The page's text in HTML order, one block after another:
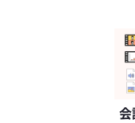
会